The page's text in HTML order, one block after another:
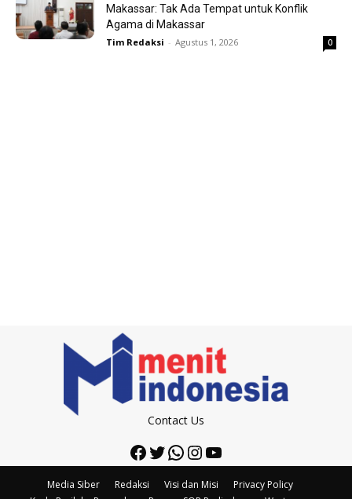
Makassar: Tak Ada Tempat untuk Konflik
Agama di Makassar
Tim Redaksi - Agustus 1, 2026 0
Contact Us
Facebook
Twitter
WhatsApp
Instagram
YouTube
Media Siber Redaksi Visi dan Misi
Privacy Policy